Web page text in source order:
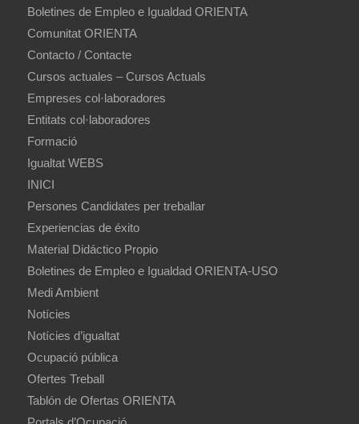
Boletines de Empleo e Igualdad ORIENTA
Comunitat ORIENTA
Contacto / Contacte
Cursos actuales – Cursos Actuals
Empreses col·laboradores
Entitats col·laboradores
Formació
Igualtat WEBS
INICI
Persones Candidates per treballar
Experiencias de éxito
Material Didáctico Propio
Boletines de Empleo e Igualdad ORIENTA-USO
Medi Ambient
Notícies
Notícies d’igualtat
Ocupació pública
Ofertes Treball
Tablón de Ofertas ORIENTA